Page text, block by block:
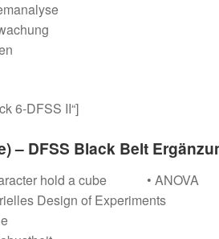
6-DFSS II“]
– DFSS Black Belt
• ANOVA
Design of Experiments